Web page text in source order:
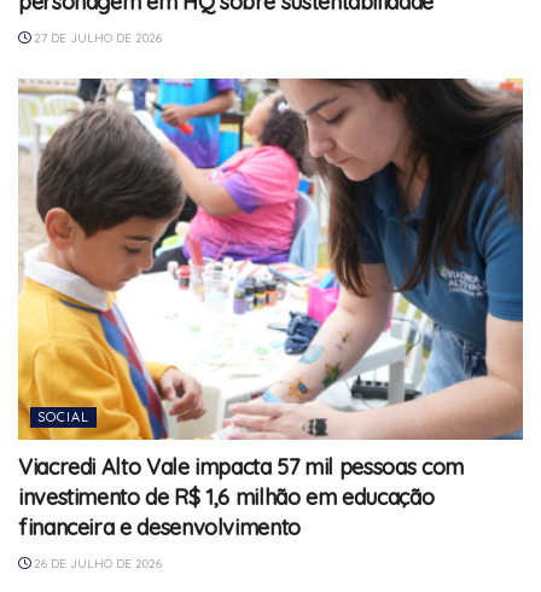
27 DE JULHO DE 2026
SOCIAL
Viacredi Alto Vale impacta 57 mil pessoas com
investimento de R$ 1,6 milhão em educação
financeira e desenvolvimento
26 DE JULHO DE 2026